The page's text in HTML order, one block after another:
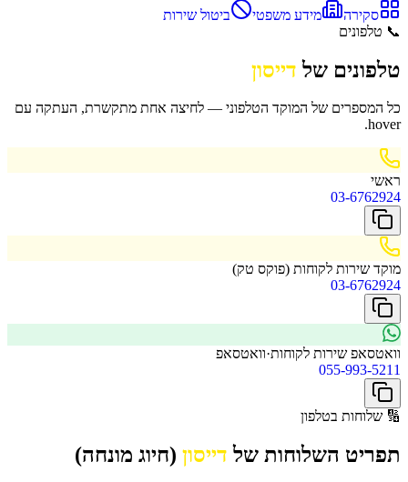
סקירה
מידע משפטי
ביטול שירות
📞 טלפונים
טלפונים של דייסון
כל המספרים של המוקד הטלפוני — לחיצה אחת מתקשרת, העתקה עם
hover.
ראשי
03-6762924
מוקד שירות לקוחות (פוקס טק)
03-6762924
וואטסאפ שירות לקוחות·וואטסאפ
055-993-5211
🔢 שלוחות בטלפון
תפריט השלוחות של דייסון (חיוג מונחה)